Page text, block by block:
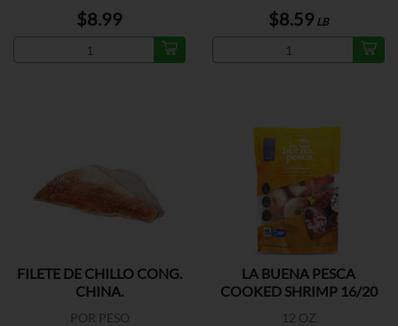
$8.99 $8.59 LB
FILETE DE CHILLO CONG.
CHINA.
POR PESO
LA BUENA PESCA
COOKED SHRIMP 16/20
12 OZ